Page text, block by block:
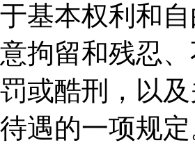
基本权利和
拘留和残忍
或酷刑，以
遇的一项规